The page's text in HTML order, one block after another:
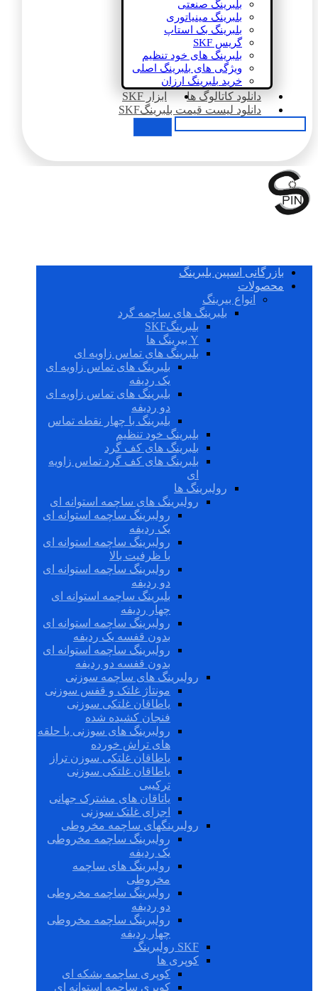
بلبرینگ صنعتی
بلبرینگ مینیاتوری
بلبرینگ بک استاپ
گریس SKF
بلبرینگ های خود تنظیم
ویژگی های بلبرینگ اصلی
خرید بلبرینگ ارزان
دانلود کاتالوگ ها
ابزار SKF
دانلود لیست قیمت بلبرینگSKF
بازرگانی اسپین بلبرینگ
محصولات
انواع بیرینگ
بلبرینگ های ساچمه گرد
بلبرینگSKF
Y بیرینگ ها
بلبرینگ های تماس زاویه ای
بلبرینگ های تماس زاویه ای
یک ردیفه
بلبرینگ های تماس زاویه ای
دو ردیفه
بلبرینگ با چهار نقطه تماس
بلبرینگ خود تنظیم
بلبرینگ های کف گرد
بلبرینگ های کف گرد تماس زاویه
ای
رولبرینگ ها
رولبرینگ های ساچمه استوانه ای
رولبرینگ ساچمه استوانه ای
یک ردیفه
رولبرینگ ساچمه استوانه ای
با ظرفیت بالا
رولبرینگ ساچمه استوانه ای
دو ردیفه
بلبرینگ ساچمه استوانه ای
چهار ردیفه
رولبرینگ ساچمه استوانه ای
بدون قفسه یک ردیفه
رولبرینگ ساچمه استوانه ای
بدون قفسه دو ردیفه
رولبرینگ های ساچمه سوزنی
مونتاژ غلتک و قفس سوزنی
یاطاقان غلتکی سوزنی
فنجان کشیده شده
رولبرینگ های سوزنی با حلقه
های تراش خورده
یاطاقان غلتکی سوزن تراز
یاطاقان غلتکی سوزنی
ترکیبی
یاتاقان های مشترک جهانی
اجزای غلتک سوزنی
رولبرینگهای ساچمه مخروطی
رولبرینگ ساچمه مخروطی
یک ردیفه
رولبرینگ های ساچمه
مخروطی
رولبرینگ ساچمه مخروطی
دو ردیفه
رولبرینگ ساچمه مخروطی
چهار ردیفه
SKF رولبرینگ
کوپری ها
کوپری ساچمه بشکه ای
کوپری ساچمه استوانه ای